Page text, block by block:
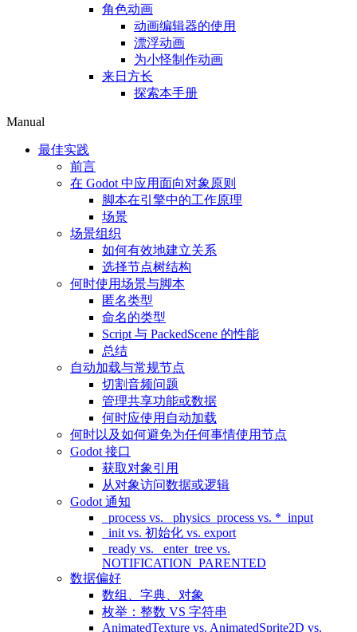
角色动画
动画编辑器的使用
漂浮动画
为小怪制作动画
来日方长
探索本手册
Manual
最佳实践
前言
在 Godot 中应用面向对象原则
脚本在引擎中的工作原理
场景
场景组织
如何有效地建立关系
选择节点树结构
何时使用场景与脚本
匿名类型
命名的类型
Script 与 PackedScene 的性能
总结
自动加载与常规节点
切割音频问题
管理共享功能或数据
何时应使用自动加载
何时以及如何避免为任何事情使用节点
Godot 接口
获取对象引用
从对象访问数据或逻辑
Godot 通知
_process vs. _physics_process vs. *_input
_init vs. 初始化 vs. export
_ready vs. _enter_tree vs.
NOTIFICATION_PARENTED
数据偏好
数组、字典、对象
枚举：整数 VS 字符串
AnimatedTexture vs. AnimatedSprite2D vs.